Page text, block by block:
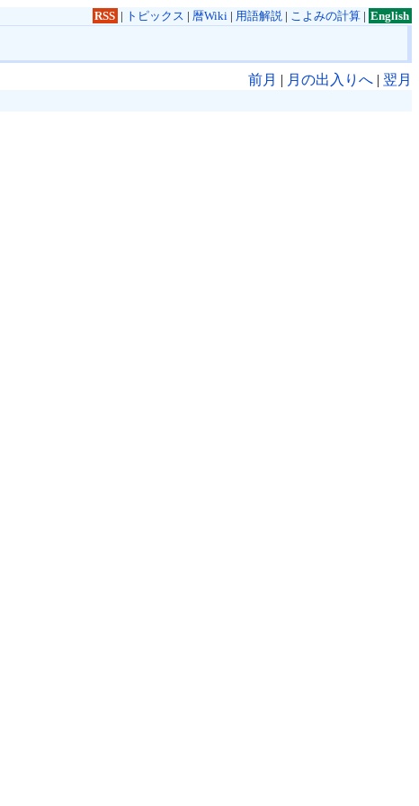
RSS | トピックス | 暦Wiki| 用語解説| こよみの計算| English
前月 | 月の出入りへ | 翌月